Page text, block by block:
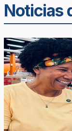
Noticias